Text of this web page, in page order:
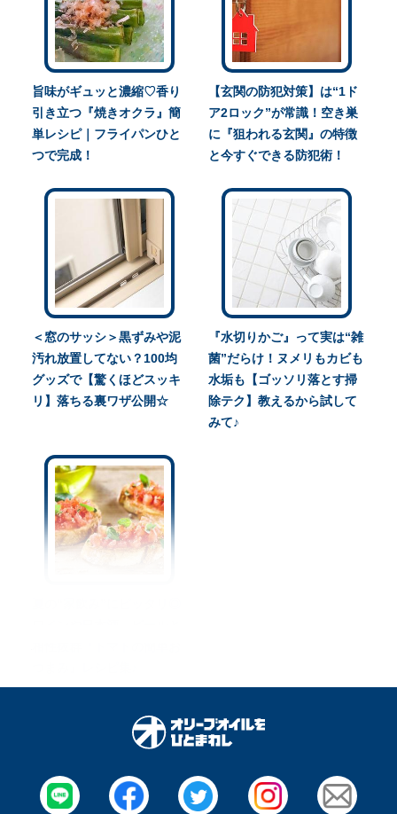
旨味がギュッと濃縮♡香り
引き立つ『焼きオクラ』簡
単レシピ｜フライパンひと
つで完成！
【玄関の防犯対策】は“1ド
ア2ロック”が常識！空き巣
に『狙われる玄関』の特徴
と今すぐできる防犯術！
＜窓のサッシ＞黒ずみや泥
汚れ放置してない？100均
グッズで【驚くほどスッキ
リ】落ちる裏ワザ公開☆
『水切りかご』って実は“雑
菌”だらけ！ヌメリもカビも
水垢も【ゴッソリ落とす掃
除テク】教えるから試して
みて♪